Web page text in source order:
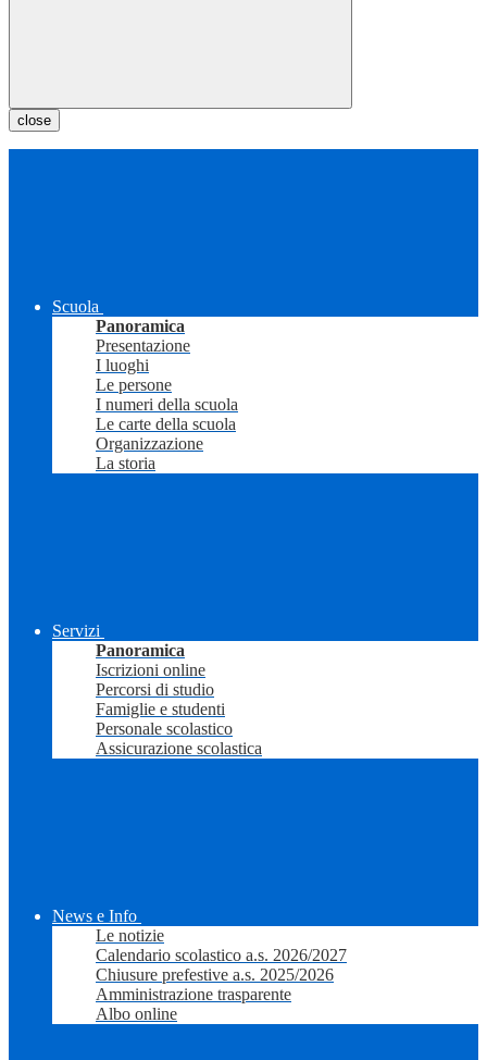
close
Scuola
Panoramica
Presentazione
I luoghi
Le persone
I numeri della scuola
Le carte della scuola
Organizzazione
La storia
Servizi
Panoramica
Iscrizioni online
Percorsi di studio
Famiglie e studenti
Personale scolastico
Assicurazione scolastica
News e Info
Le notizie
Calendario scolastico a.s. 2026/2027
Chiusure prefestive a.s. 2025/2026
Amministrazione trasparente
Albo online